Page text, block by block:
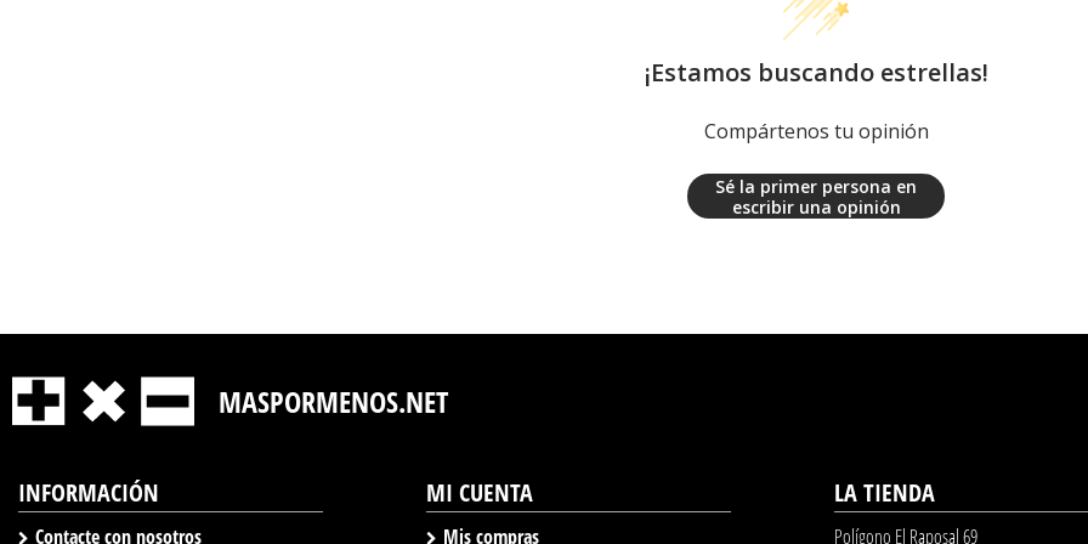
¡Estamos buscando estrellas!
Compártenos tu opinión
Sé la primer persona en
escribir una opinión
MASPORMENOS.NET
INFORMACIÓN
Contacte con nosotros
MI CUENTA
Mis compras
LA TIENDA
Polígono El Raposal 69